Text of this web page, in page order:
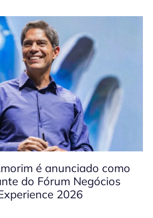
é anunciado como
do Fórum Negócios
2026